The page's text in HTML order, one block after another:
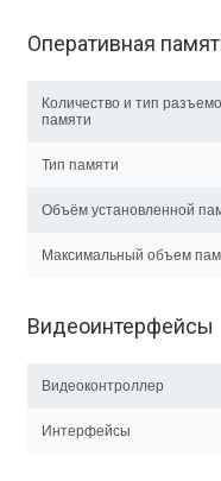
Оперативная
Количество и тип
памяти
Тип памяти
Объём установленной
Максимальный объем
Видеоинтерфейсы
Видеоконтроллер
Интерфейсы